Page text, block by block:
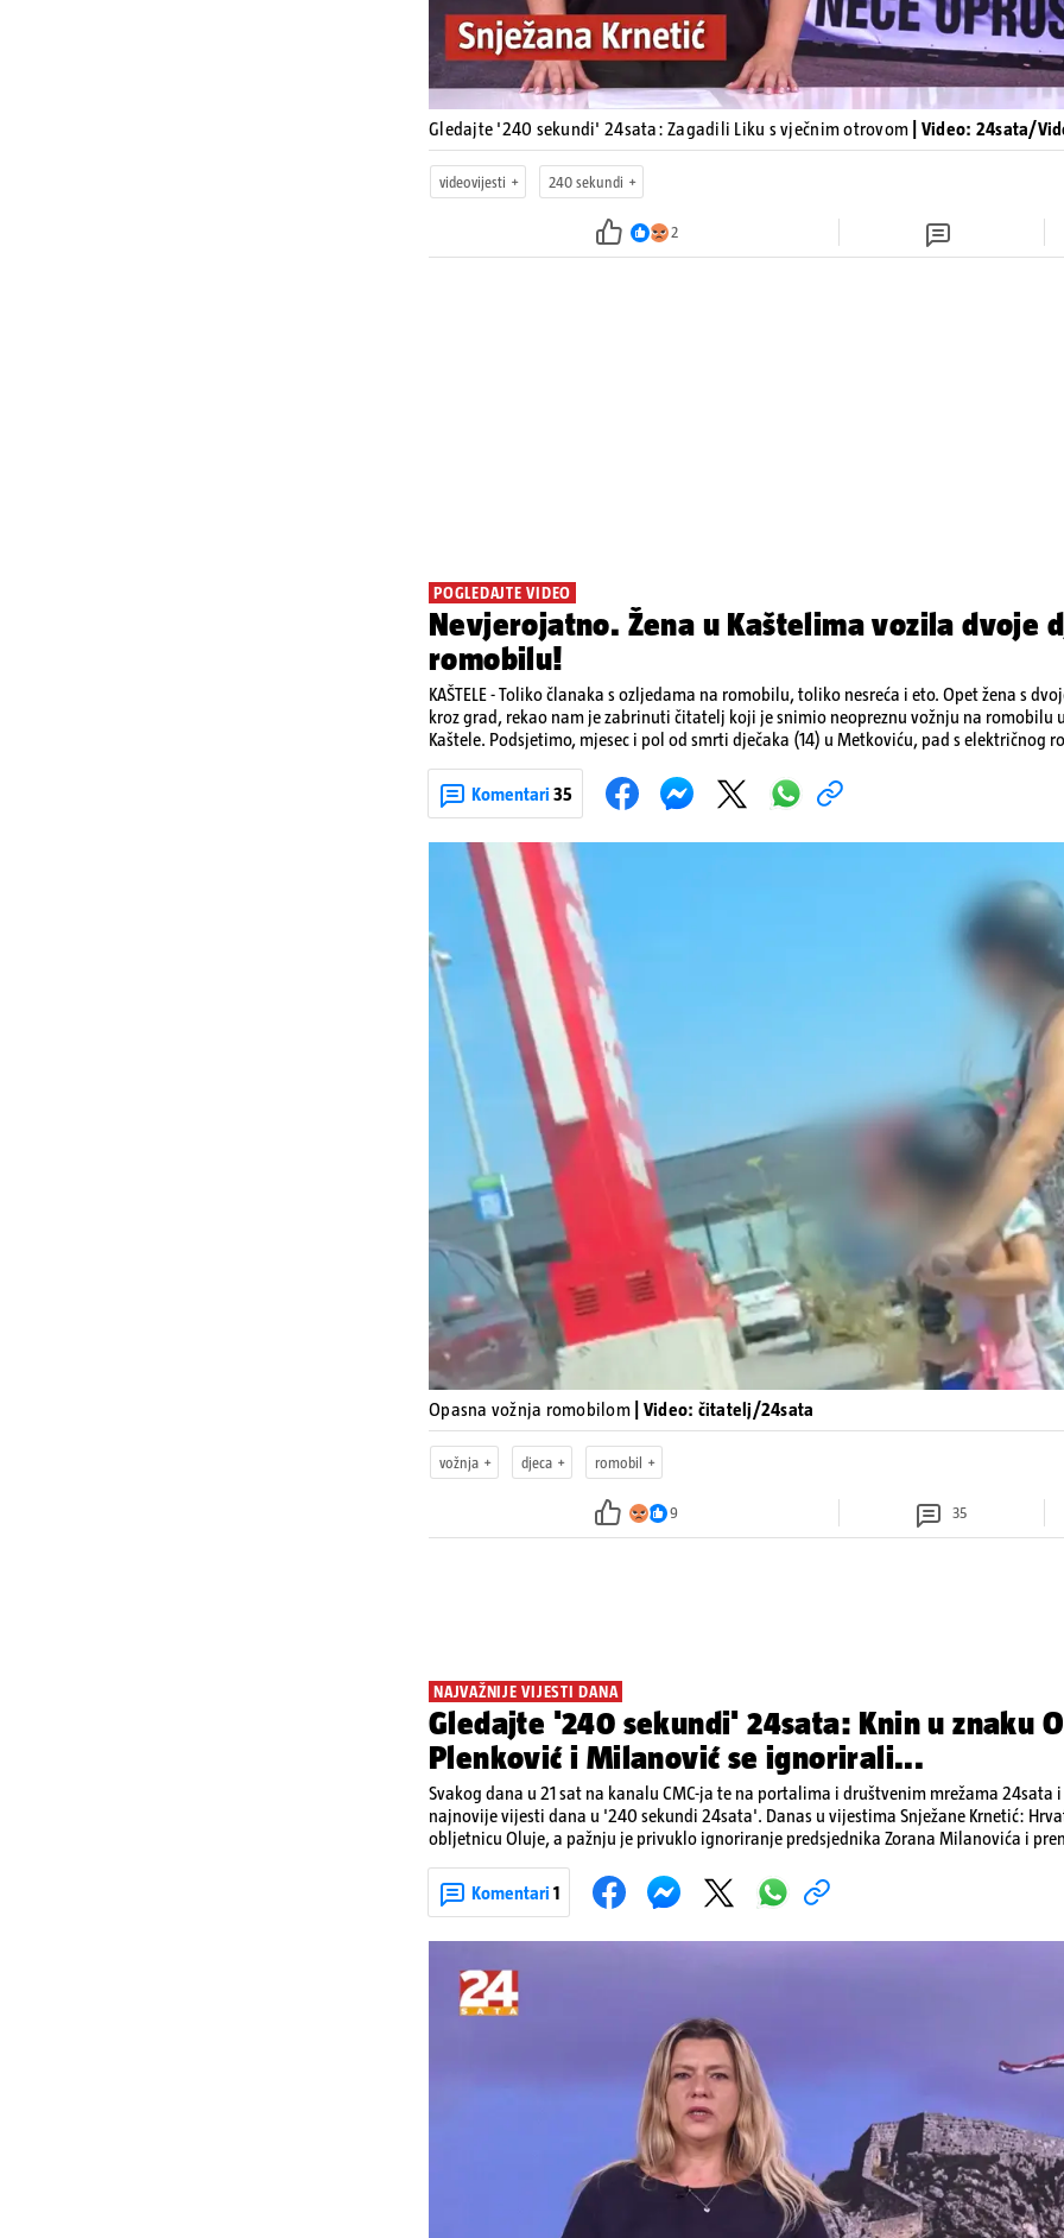
Gledajte '240 sekundi' 24sata: Zagadili Liku s vječnim otrovom | Video: 24sata/
videovijesti 240 sekundi
2
POGLEDAJTE VIDEO
Nevjerojatno. Žena u Kaštelima vozila dvoje
romobilu!
KAŠTELE - Toliko članaka s ozljedama na romobilu, toliko nesreća i eto. Opet žena s
kroz grad, rekao nam je zabrinuti čitatelj koji je snimio neopreznu vožnju na romobilu
Kaštele. Podsjetimo, mjesec i pol od smrti dječaka (14) u Metkoviću, pad s električnog
zadobivenima u padu s romobila.
Komentari 35
Pokretanje videa...
Opasna vožnja romobilom | Video: čitatelj/24sata
vožnja djeca romobil
9 35
NAJVAŽNIJE VIJESTI DANA
Gledajte '240 sekundi' 24sata: Knin u znaku
Plenković i Milanović se ignorirali...
Svakog dana u 21 sat na kanalu CMC-ja te na portalima i društvenim mrežama 24sata
najnovije vijesti dana u '240 sekundi 24sata'. Danas u vijestima Snježane Krnetić:
obljetnicu Oluje, a pažnju je privuklo ignoriranje predsjednika Zorana Milanovića i
upozorenjima nakon nove tragedije na električnom romobilu te smanjenju
Krško.
Komentari 1
Pokretanje videa...